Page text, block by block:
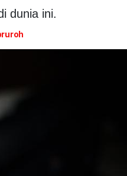
dunia ini.